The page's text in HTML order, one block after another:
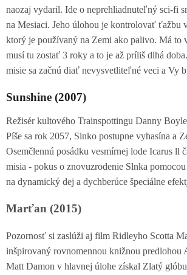
naozaj vydaril. Ide o neprehliadnuteľný sci-fi
na Mesiaci. Jeho úlohou je kontrolovať ťažbu
ktorý je používaný na Zemi ako palivo. Má to
musí tu zostať 3 roky a to je až príliš dlhá
misie sa začnú diať nevysvetliteľné veci a Vy
Sunshine (2007)
Režisér kultového Trainspottingu Danny
Píše sa rok 2057, Slnko postupne vyhasína a
Osemčlennú posádku vesmírnej lode Icarus ll
misia - pokus o znovuzrodenie Slnka
na dynamický dej a dychberúce špeciálne
Marťan (2015)
Pozornosť si zaslúži aj film Ridleyho Scotta
inšpirovaný rovnomennou knižnou predlohou
Matt Damon v hlavnej úlohe získal Zlatý